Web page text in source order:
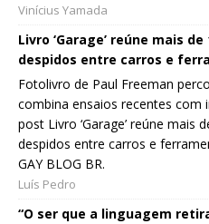
Vinícius Yamada
Livro ‘Garage’ reúne mais
despidos entre carros e
Fotolivro de Paul Freeman
combina ensaios recentes com
post Livro ‘Garage’ reúne mais
despidos entre carros e
GAY BLOG BR.
Luís Pedro
“O ser que a linguagem